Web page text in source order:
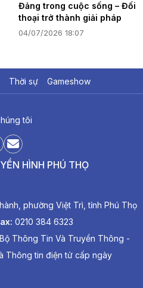
Đảng trong cuộc sống – Đối
thoại trở thành giải pháp
04/07/2026 18:07
Thời sự Gameshow
tôi
HÌNH PHÚ THỌ
phường Việt Trì, tỉnh Phú Thọ
0210 384 6323
Thông Tin Và Truyền Thông -
Thông tin điện tử cấp ngày